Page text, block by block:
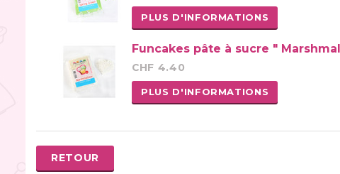
PLUS D'INFORMATIONS
Funcakes pâte à sucre "
CHF 4.40
PLUS D'INFORMATIONS
RETOUR